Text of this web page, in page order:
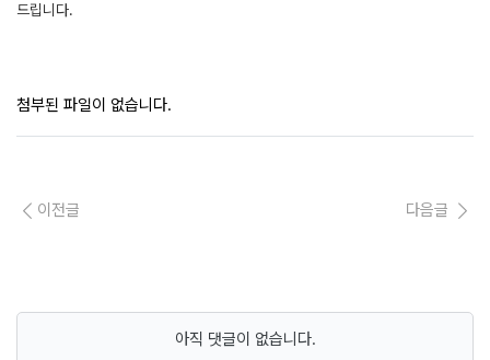
드립니다.
첨부된 파일이 없습니다.
이전글 다음글
아직 댓글이 없습니다.